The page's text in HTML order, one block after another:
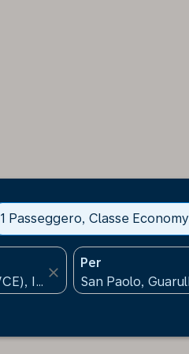
1 Passeggero, Classe Economy
close
Per